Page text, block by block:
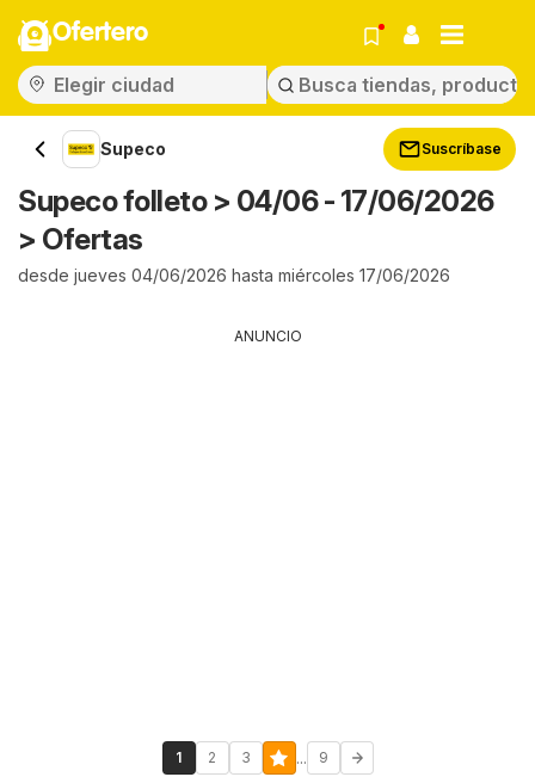
Ofertero
Supeco Suscríbase
Supeco folleto > 04/06 - 17/06/2026
> Ofertas
desde jueves 04/06/2026 hasta miércoles 17/06/2026
ANUNCIO
1 2 3 ... 9